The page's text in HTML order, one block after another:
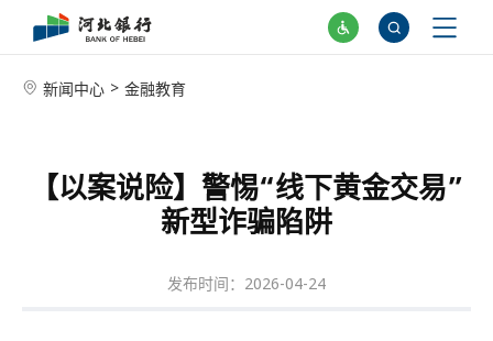
新闻中心 > 金融教育
【以案说险】警惕“线下黄金交易”
新型诈骗陷阱
发布时间：2026-04-24